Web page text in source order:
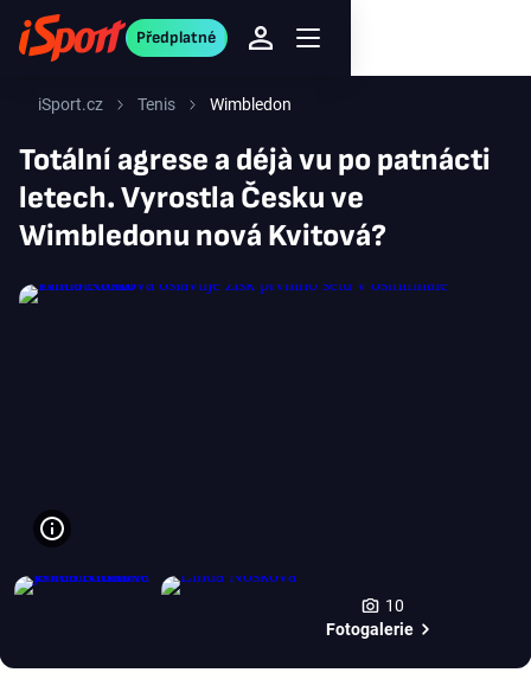
Předplatné
iSport.cz Tenis Wimbledon
Totální agrese a déjà vu po patnácti
letech. Vyrostla Česku ve
Wimbledonu nová Kvitová?
10
Fotogalerie